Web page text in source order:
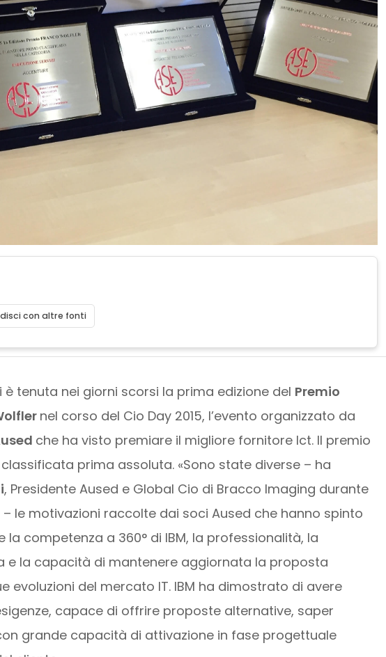
con altre fonti
è tenuta nei giorni scorsi la prima edizione del Premio
nel corso del Cio Day 2015, l’evento organizzato da
che ha visto premiare il migliore fornitore Ict. Il premio
prima assoluta. «Sono state diverse – ha
, Presidente Aused e Global Cio di Bracco Imaging durante
le motivazioni raccolte dai soci Aused che hanno spinto
competenza a 360° di IBM, la professionalità, la
e la capacità di mantenere aggiornata la proposta
evoluzioni del mercato IT. IBM ha dimostrato di avere
capace di offrire proposte alternative, saper
grande capacità di attivazione in fase progettuale